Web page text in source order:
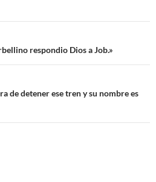
respondio Dios a Job.»
de detener ese tren y su nombre es